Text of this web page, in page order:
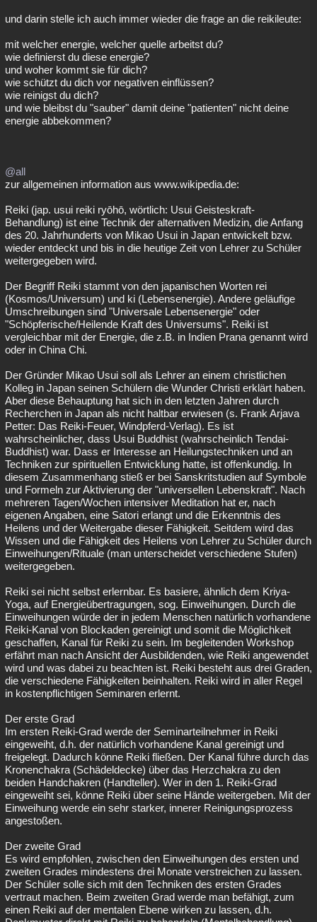
und darin stelle ich auch immer wieder die frage an die reikileute:
mit welcher energie, welcher quelle arbeitst du?
wie definierst du diese energie?
und woher kommt sie für dich?
wie schützt du dich vor negativen einflüssen?
wie reinigst du dich?
und wie bleibst du "sauber" damit deine "patienten" nicht deine
energie abbekommen?
@all
zur allgemeinen information aus www.wikipedia.de:
Reiki (jap. usui reiki ryōhō, wörtlich: Usui Geisteskraft-
Behandlung) ist eine Technik der alternativen Medizin, die Anfang
des 20. Jahrhunderts von Mikao Usui in Japan entwickelt bzw.
wieder entdeckt und bis in die heutige Zeit von Lehrer zu Schüler
weitergegeben wird.
Der Begriff Reiki stammt von den japanischen Worten rei
(Kosmos/Universum) und ki (Lebensenergie). Andere geläufige
Umschreibungen sind "Universale Lebensenergie" oder
"Schöpferische/Heilende Kraft des Universums". Reiki ist
vergleichbar mit der Energie, die z.B. in Indien Prana genannt wird
oder in China Chi.
Der Gründer Mikao Usui soll als Lehrer an einem christlichen
Kolleg in Japan seinen Schülern die Wunder Christi erklärt haben.
Aber diese Behauptung hat sich in den letzten Jahren durch
Recherchen in Japan als nicht haltbar erwiesen (s. Frank Arjava
Petter: Das Reiki-Feuer, Windpferd-Verlag). Es ist
wahrscheinlicher, dass Usui Buddhist (wahrscheinlich Tendai-
Buddhist) war. Dass er Interesse an Heilungstechniken und an
Techniken zur spirituellen Entwicklung hatte, ist offenkundig. In
diesem Zusammenhang stieß er bei Sanskritstudien auf Symbole
und Formeln zur Aktivierung der "universellen Lebenskraft". Nach
mehreren Tagen/Wochen intensiver Meditation hat er, nach
eigenen Angaben, eine Satori erlangt und die Erkenntnis des
Heilens und der Weitergabe dieser Fähigkeit. Seitdem wird das
Wissen und die Fähigkeit des Heilens von Lehrer zu Schüler durch
Einweihungen/Rituale (man unterscheidet verschiedene Stufen)
weitergegeben.
Reiki sei nicht selbst erlernbar. Es basiere, ähnlich dem Kriya-
Yoga, auf Energieübertragungen, sog. Einweihungen. Durch die
Einweihungen würde der in jedem Menschen natürlich vorhandene
Reiki-Kanal von Blockaden gereinigt und somit die Möglichkeit
geschaffen, Kanal für Reiki zu sein. Im begleitenden Workshop
erfährt man nach Ansicht der Ausbildenden, wie Reiki angewendet
wird und was dabei zu beachten ist. Reiki besteht aus drei Graden,
die verschiedene Fähigkeiten beinhalten. Reiki wird in aller Regel
in kostenpflichtigen Seminaren erlernt.
Der erste Grad
Im ersten Reiki-Grad werde der Seminarteilnehmer in Reiki
eingeweiht, d.h. der natürlich vorhandene Kanal gereinigt und
freigelegt. Dadurch könne Reiki fließen. Der Kanal führe durch das
Kronenchakra (Schädeldecke) über das Herzchakra zu den
beiden Handchakren (Handteller). Wer in den 1. Reiki-Grad
eingeweiht sei, könne Reiki über seine Hände weitergeben. Mit der
Einweihung werde ein sehr starker, innerer Reinigungsprozess
angestoßen.
Der zweite Grad
Es wird empfohlen, zwischen den Einweihungen des ersten und
zweiten Grades mindestens drei Monate verstreichen zu lassen.
Der Schüler solle sich mit den Techniken des ersten Grades
vertraut machen. Beim zweiten Grad werde man befähigt, zum
einen Reiki auf der mentalen Ebene wirken zu lassen, d.h.